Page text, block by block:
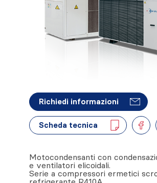
Richiedi informazioni
Scheda tecnica
Motocondensanti con
e ventilatori elicoidali.
Serie a compressori ermetici